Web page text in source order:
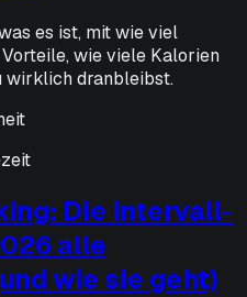
es ist, mit wie viel
wie viele Kalorien
wirklich dranbleibst.
Die Intervall-
alle
wie sie geht)